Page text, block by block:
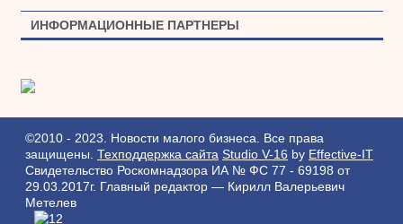
ИНФОРМАЦИОННЫЕ ПАРТНЕРЫ
©2010 - 2023. Новости малого бизнеса. Все права
защищены. Техподдержка сайта Studio V-16 by Effective-IT
Свидетельство Роскомнадзора ИА № ФС 77 - 69198 от
29.03.2017г.